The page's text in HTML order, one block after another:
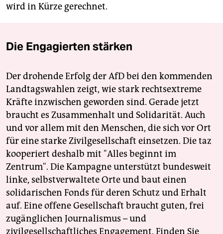
wird in Kürze gerechnet.
Die Engagierten stärken
Der drohende Erfolg der AfD bei den kommenden
Landtagswahlen zeigt, wie stark rechtsextreme
Kräfte inzwischen geworden sind. Gerade jetzt
braucht es Zusammenhalt und Solidarität. Auch
und vor allem mit den Menschen, die sich vor Ort
für eine starke Zivilgesellschaft einsetzen. Die taz
kooperiert deshalb mit "Alles beginnt im
Zentrum". Die Kampagne unterstützt bundesweit
linke, selbstverwaltete Orte und baut einen
solidarischen Fonds für deren Schutz und Erhalt
auf. Eine offene Gesellschaft braucht guten, frei
zugänglichen Journalismus – und
zivilgesellschaftliches Engagement. Finden Sie